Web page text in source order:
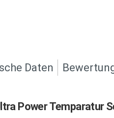
Daten
Power Temparatur